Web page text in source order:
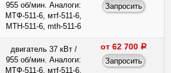
955 об/мин. Аналоги:
МТФ-511-6, мтf-511-6,
МТН-511-6, mth-511-6
двигатель 37 кВт /
955 об/мин. Аналоги:
МТФ-511-6, мтf-511-6,
от 62 700 a